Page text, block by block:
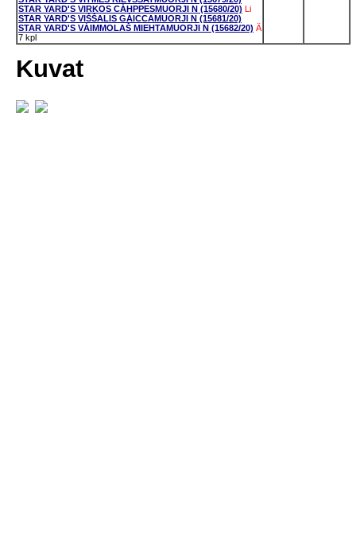
STAR YARD'S VIRKOS CÁHPPESMUORJI N (15680/20) Li
STAR YARD'S VIŠŠALIS GÁICCAMUORJI N (15681/20)
STAR YARD'S VÁIMMOLAŠ MIEHTAMUORJI N (15682/20) Ä
7 kpl
Kuvat